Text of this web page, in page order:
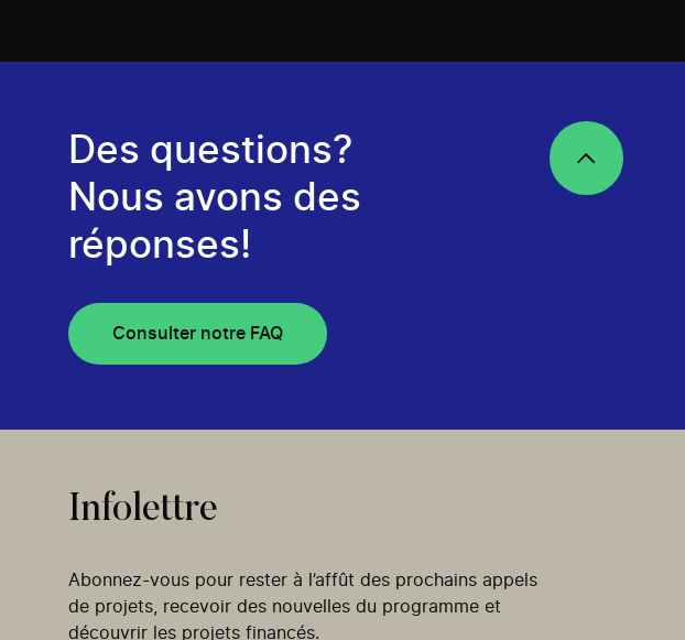
Des questions?
Nous avons des
réponses!
Consulter notre FAQ
Infolettre
Abonnez-vous pour rester à l’affût des prochains appels
de projets, recevoir des nouvelles du programme et
découvrir les projets financés.